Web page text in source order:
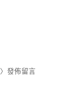
〉發佈留言